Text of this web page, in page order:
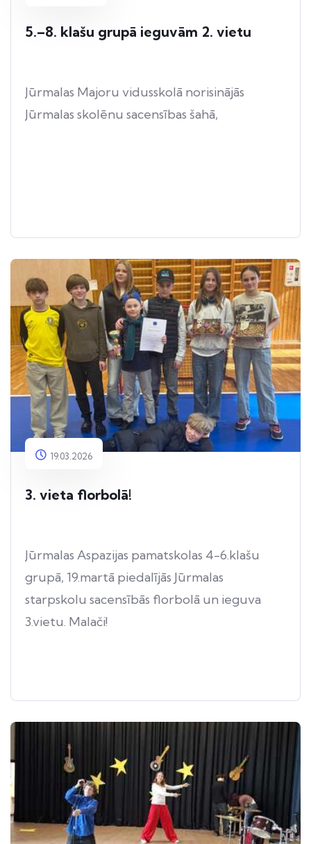
5.–8. klašu grupā ieguvām 2. vietu
Jūrmalas Majoru vidusskolā norisinājās
Jūrmalas skolēnu sacensības šahā,
19.03.2026
3. vieta florbolā!
Jūrmalas Aspazijas pamatskolas 4-6.klašu
grupā, 19.martā piedalījās Jūrmalas
starpskolu sacensībās florbolā un ieguva
3.vietu. Malači!